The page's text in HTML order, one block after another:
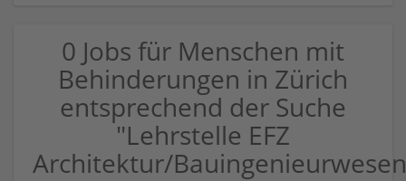
0 Jobs für Menschen mit
Behinderungen in Zürich
entsprechend der Suche
"Lehrstelle EFZ
Architektur/